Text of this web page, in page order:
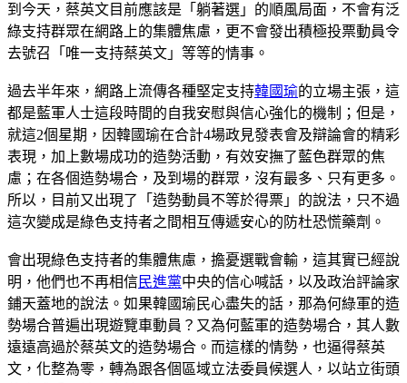
到今天，蔡英文目前應該是「躺著選」的順風局面，不會有泛
綠支持群眾在網路上的集體焦慮，更不會發出積極投票動員令
去號召「唯一支持蔡英文」等等的情事。
過去半年來，網路上流傳各種堅定支持韓國瑜的立場主張，這
都是藍軍人士這段時間的自我安慰與信心強化的機制；但是，
就這2個星期，因韓國瑜在合計4場政見發表會及辯論會的精彩
表現，加上數場成功的造勢活動，有效安撫了藍色群眾的焦
慮；在各個造勢場合，及到場的群眾，沒有最多、只有更多。
所以，目前又出現了「造勢動員不等於得票」的說法，只不過
這次變成是綠色支持者之間相互傳遞安心的防杜恐慌藥劑。
會出現綠色支持者的集體焦慮，擔憂選戰會輸，這其實已經說
明，他們也不再相信民進黨中央的信心喊話，以及政治評論家
鋪天蓋地的說法。如果韓國瑜民心盡失的話，那為何綠軍的造
勢場合普遍出現遊覽車動員？又為何藍軍的造勢場合，其人數
遠遠高過於蔡英文的造勢場合。而這樣的情勢，也逼得蔡英
文，化整為零，轉為跟各個區域立法委員候選人，以站立街頭